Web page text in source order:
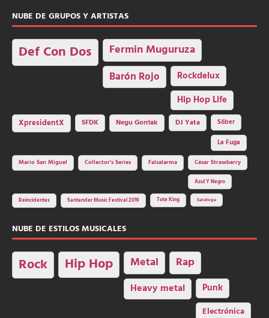
NUBE DE GRUPOS Y ARTISTAS
Def Con Dos Fermin Muguruza
Barón Rojo Rockdelux
Hip Hop Life
XpresidentX SFDK Negu Gorriak DJ Yata
Sôber
La Fuga
Mario San Miguel
Collector's Series Falsalarma César Strawberry
Azul Y Negro
Reincidentes Santander Music Festival 2019 Tote King Saratoga
NUBE DE ESTILOS MUSICALES
Rock Hip Hop Metal Rap
Heavy metal Punk
Electrónica